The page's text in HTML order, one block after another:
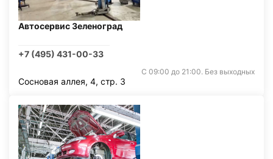
Автосервис Зеленоград
+7 (495) 431-00-33
С 09:00 до 21:00. Без выходных
Сосновая аллея, 4, стр. 3